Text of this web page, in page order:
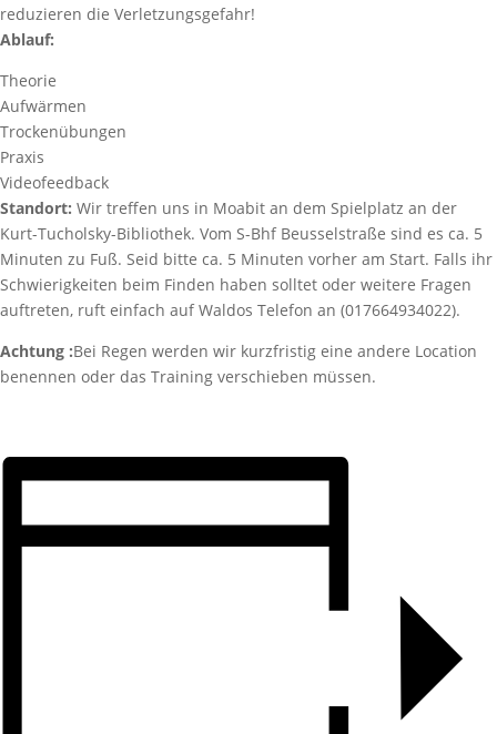
reduzieren die Verletzungsgefahr!
Ablauf:
Theorie
Aufwärmen
Trockenübungen
Praxis
Videofeedback
Standort: Wir treffen uns in Moabit an dem Spielplatz an der
Kurt-Tucholsky-Bibliothek. Vom S-Bhf Beusselstraße sind es ca. 5
Minuten zu Fuß. Seid bitte ca. 5 Minuten vorher am Start. Falls ihr
Schwierigkeiten beim Finden haben solltet oder weitere Fragen
auftreten, ruft einfach auf Waldos Telefon an (017664934022).
Achtung :Bei Regen werden wir kurzfristig eine andere Location
benennen oder das Training verschieben müssen.